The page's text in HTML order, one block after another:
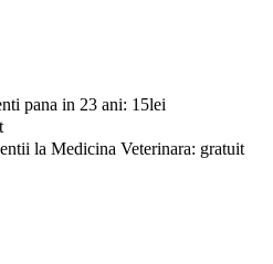
pana in 23 ani: 15lei
la Medicina Veterinara: gratuit